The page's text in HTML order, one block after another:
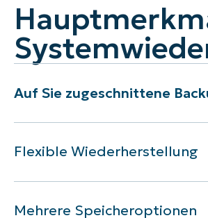
Auf Sie zugeschnittene
Flexible Wiederherstellung
Mehrere Speicheroptionen